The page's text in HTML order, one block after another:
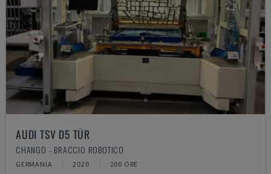
AUDI TSV D5 TÜR
CHANGO - BRACCIO ROBOTICO
GERMANIA 2020 200 ORE